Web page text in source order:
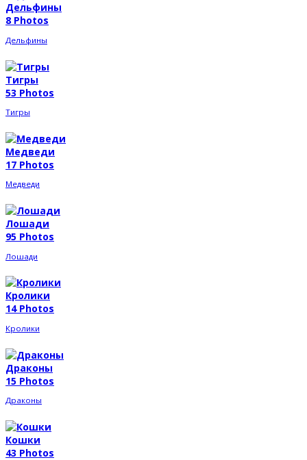
Дельфины
8 Photos
Дельфины
Тигры
53 Photos
Тигры
Медведи
17 Photos
Медведи
Лошади
95 Photos
Лошади
Кролики
14 Photos
Кролики
Драконы
15 Photos
Драконы
Кошки
43 Photos